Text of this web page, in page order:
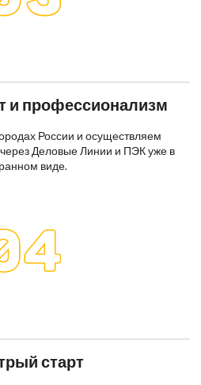
и профессионализм
России и осуществляем
через Деловые Линии и ПЭК уже в
виде.
старт